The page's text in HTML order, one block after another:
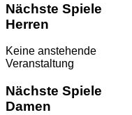
Nächste Spiele
Herren
Keine anstehende
Veranstaltung
Nächste Spiele
Damen